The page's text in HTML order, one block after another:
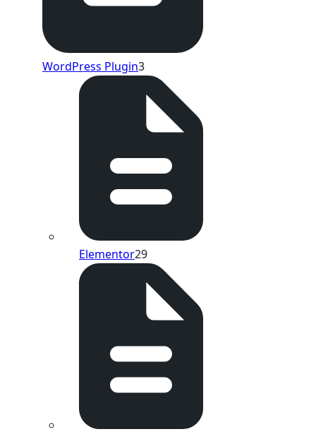
WordPress Plugin3
Elementor29